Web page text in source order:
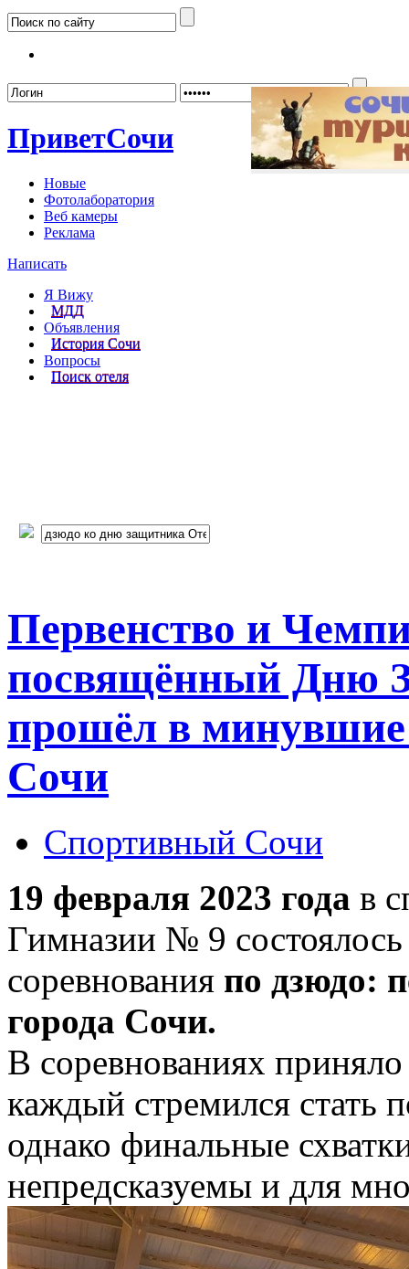
ПриветСочи
Новые
Фотолаборатория
Веб камеры
Реклама
Написать
Я Вижу
МДД
Объявления
История Сочи
Вопросы
Поиск отеля
Первенство и
посвящённый Дню
прошёл в минувшие
Сочи
Спортивный Сочи
19 февраля 2023 года в
Гимназии № 9 состоялось
соревнования по дзюдо:
города Сочи.
В соревнованиях
каждый стремился стать
однако финальные
непредсказуемы и для